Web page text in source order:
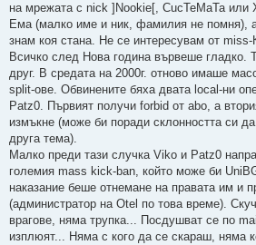
на мрежата с nick ]Nookie[, CucTeMaTa или
Ема (малко име и ник, фамилия не помня),
знам коя стана. Не се интересувам от
Всичко след Нова година вървеше гладко.
друг. В средата на 2000г. отново имаше
split-ове. Обвинените бяха двата local-ни
Patz0. Първият получи forbid от abo, а
измъкне (може би поради склонността си
друга тема).
Малко преди тази случка Viko и Patz0
големия mass kick-ban, който може би
наказание беше отнемане на правата им и
(администратор на Otel по това време).
врагове, няма трупка... Посдушват се по
изплюят... Няма с кого да се скараш, няма